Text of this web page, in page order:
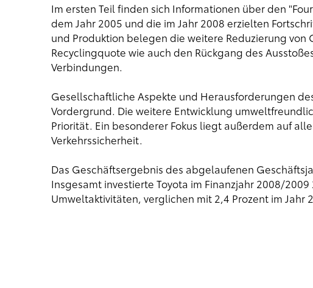
Im ersten Teil finden sich Informationen über den
dem Jahr 2005 und die im Jahr 2008 erzielten
und Produktion belegen die weitere Reduzierung von
Recyclingquote wie auch den Rückgang des
Verbindungen.
Gesellschaftliche Aspekte und Herausforderungen
Vordergrund. Die weitere Entwicklung
Priorität. Ein besonderer Fokus liegt außerdem auf
Verkehrssicherheit.
Das Geschäftsergebnis des abgelaufenen
Insgesamt investierte Toyota im Finanzjahr 2008/
Umweltaktivitäten, verglichen mit 2,4 Prozent im Jahr